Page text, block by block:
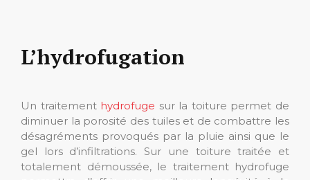
L’hydrofugation
Un traitement hydrofuge sur la toiture permet de
diminuer la porosité des tuiles et de combattre les
désagréments provoqués par la pluie ainsi que le
gel lors d’infiltrations. Sur une toiture traitée et
totalement démoussée, le traitement hydrofuge